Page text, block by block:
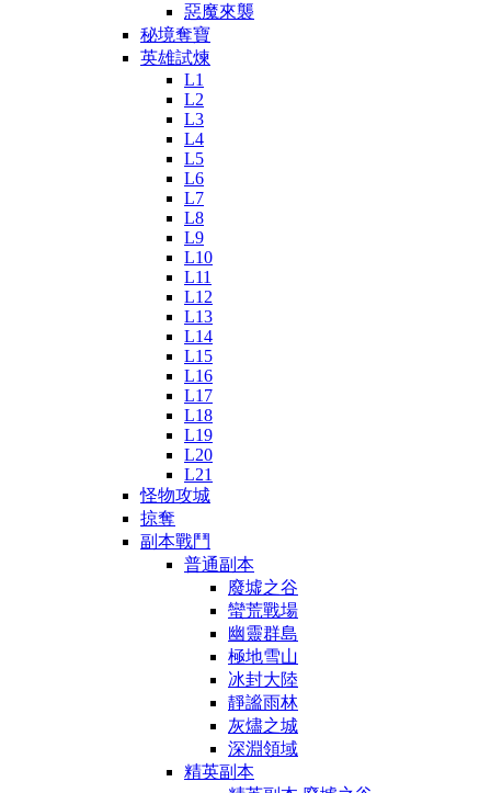
惡魔來襲
秘境奪寶
英雄試煉
L1
L2
L3
L4
L5
L6
L7
L8
L9
L10
L11
L12
L13
L14
L15
L16
L17
L18
L19
L20
L21
怪物攻城
掠奪
副本戰鬥
普通副本
廢墟之谷
蠻荒戰場
幽靈群島
極地雪山
冰封大陸
靜謐雨林
灰燼之城
深淵領域
精英副本